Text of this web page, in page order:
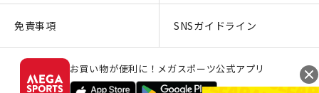
免責事項 SNSガイドライン
お買い物が便利に！メガスポーツ公式アプリ